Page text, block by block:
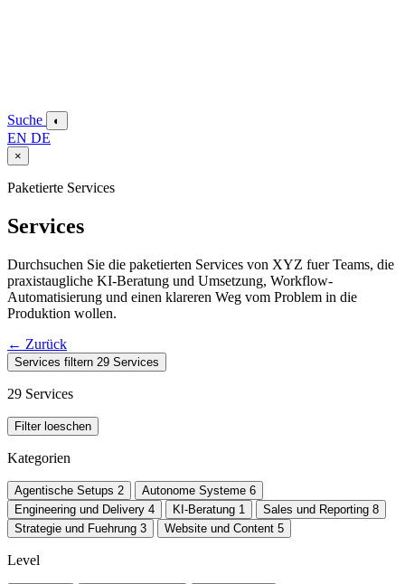
Suche ◐
EN DE
×
Paketierte Services
Services
Durchsuchen Sie die paketierten Services von XYZ fuer Teams, die
praxistaugliche KI-Beratung und Umsetzung, Workflow-
Automatisierung und einen klareren Weg vom Problem in die
Produktion wollen.
← Zurück
Services filtern 29 Services
29 Services
Filter loeschen
Kategorien
Agentische Setups 2 Autonome Systeme 6
Engineering und Delivery 4 KI-Beratung 1 Sales und Reporting 8
Strategie und Fuehrung 3 Website und Content 5
Level